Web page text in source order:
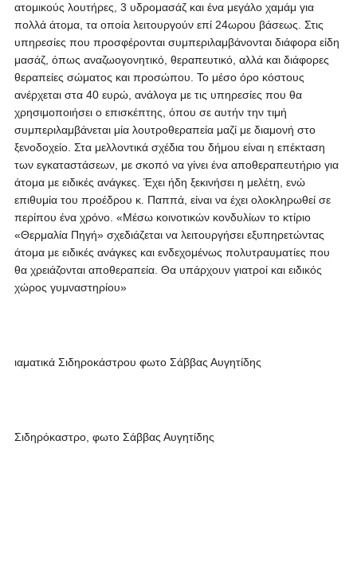
ατομικούς λουτήρες, 3 υδρομασάζ και ένα μεγάλο χαμάμ για
πολλά άτομα, τα οποία λειτουργούν επί 24ωρου βάσεως. Στις
υπηρεσίες που προσφέρονται συμπεριλαμβάνονται διάφορα είδη
μασάζ, όπως αναζωογονητικό, θεραπευτικό, αλλά και διάφορες
θεραπείες σώματος και προσώπου. Το μέσο όρο κόστους
ανέρχεται στα 40 ευρώ, ανάλογα με τις υπηρεσίες που θα
χρησιμοποιήσει ο επισκέπτης, όπου σε αυτήν την τιμή
συμπεριλαμβάνεται μία λουτροθεραπεία μαζί με διαμονή στο
ξενοδοχείο. Στα μελλοντικά σχέδια του δήμου είναι η επέκταση
των εγκαταστάσεων, με σκοπό να γίνει ένα αποθεραπευτήριο για
άτομα με ειδικές ανάγκες. Έχει ήδη ξεκινήσει η μελέτη, ενώ
επιθυμία του προέδρου κ. Παππά, είναι να έχει ολοκληρωθεί σε
περίπου ένα χρόνο. «Μέσω κοινοτικών κονδυλίων το κτίριο
«Θερμαλία Πηγή» σχεδιάζεται να λειτουργήσει εξυπηρετώντας
άτομα με ειδικές ανάγκες και ενδεχομένως πολυτραυματίες που
θα χρειάζονται αποθεραπεία. Θα υπάρχουν γιατροί και ειδικός
χώρος γυμναστηρίου»
ιαματικά Σιδηροκάστρου φωτο Σάββας Αυγητίδης
Σιδηρόκαστρο, φωτο Σάββας Αυγητίδης